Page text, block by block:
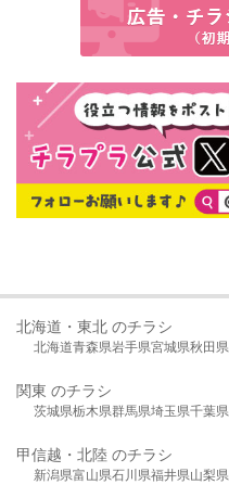
北海道・東北 のチラシ
北海道青森県岩手県宮城県秋田県
関東 のチラシ
茨城県栃木県群馬県埼玉県千葉県
甲信越・北陸 のチラシ
新潟県富山県石川県福井県山梨県